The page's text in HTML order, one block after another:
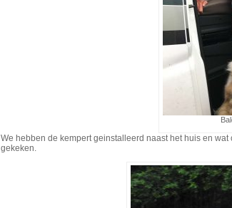
We hebben de kempert geinstalleerd naast het huis en
gekeken.